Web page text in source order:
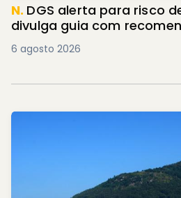
N. DGS alerta para risco
divulga guia com
6 agosto 2026